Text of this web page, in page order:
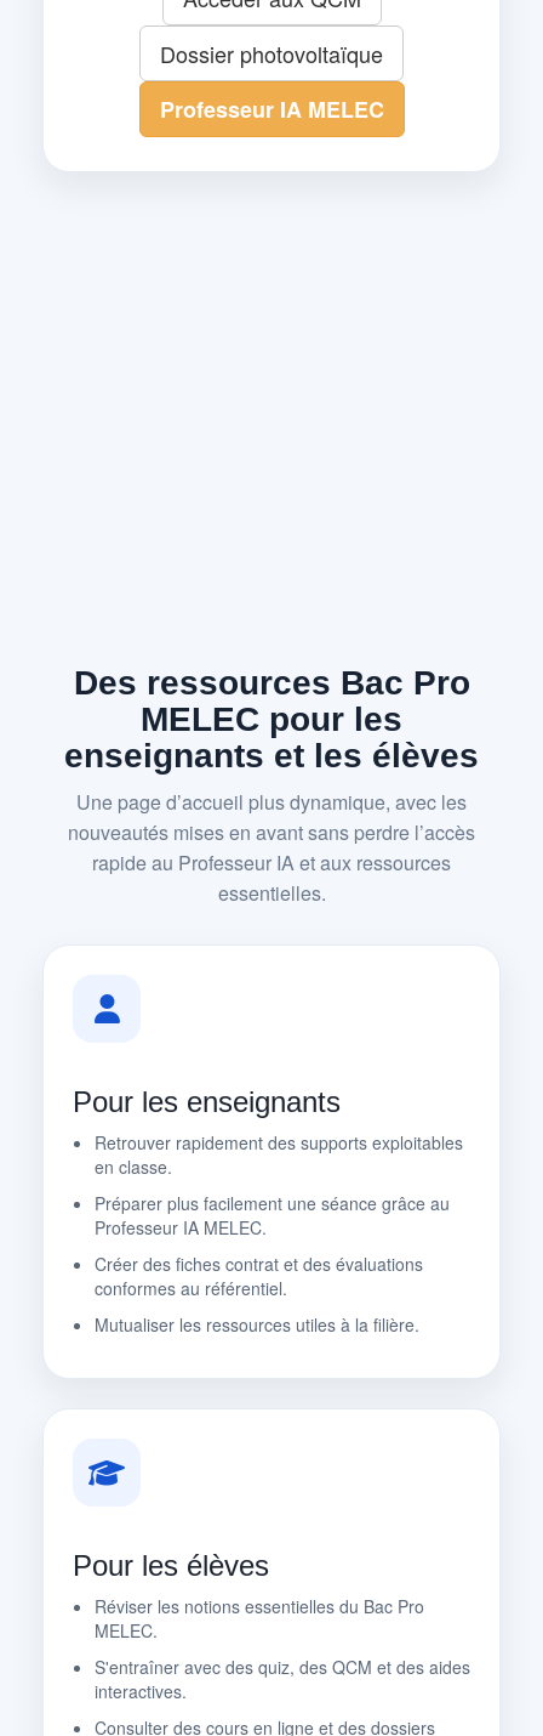
Dossier photovoltaïque
Professeur IA MELEC
Des ressources Bac Pro
MELEC pour les
enseignants et les élèves
Une page d’accueil plus dynamique, avec les
nouveautés mises en avant sans perdre l’accès
rapide au Professeur IA et aux ressources
essentielles.
Pour les enseignants
Retrouver rapidement des supports exploitables
en classe.
Préparer plus facilement une séance grâce au
Professeur IA MELEC.
Créer des fiches contrat et des évaluations
conformes au référentiel.
Mutualiser les ressources utiles à la filière.
Pour les élèves
Réviser les notions essentielles du Bac Pro
MELEC.
S'entraîner avec des quiz, des QCM et des aides
interactives.
Consulter des cours en ligne et des dossiers